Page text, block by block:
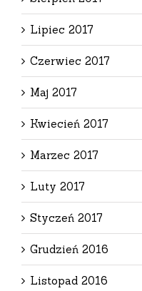
Lipiec 2017
Czerwiec 2017
Maj 2017
Kwiecień 2017
Marzec 2017
Luty 2017
Styczeń 2017
Grudzień 2016
Listopad 2016